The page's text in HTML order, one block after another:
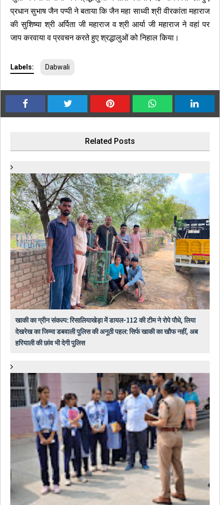
प्रधान सुभाष जैन पप्पी ने बताया कि जैन महा साध्वी श्री वीरकांता महाराज
की सुशिष्या श्री अर्पिता जी महाराज व श्री आर्या जी महाराज ने वहां पर
जाप करवाया व प्रवचन करते हुए श्रद्धालुओं को निहाल किया।
Labels: Dabwali
Related Posts
खाकी का ग्रीन संकल्प: रिसालियाखेड़ा में डायल-112 की टीम ने रोपे पौधे, लिया
देखरेख का जिम्मा डबवाली पुलिस की अनूठी पहल: सिर्फ खाकी का खौफ नहीं, अब
हरियाली की छांव भी देगी पुलिस